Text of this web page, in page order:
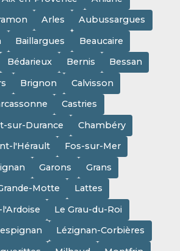
Arles
Aubussargues
Baillargues
Beaucaire
Bédarieux Bernis
Bessan
Brignon
Calvisson
Castries
sur-Durance
Chambéry
l'Hérault
Fos-sur-Mer
Garons
Grans
Motte
Lattes
Le Grau-du-Roi
Lézignan-Corbières